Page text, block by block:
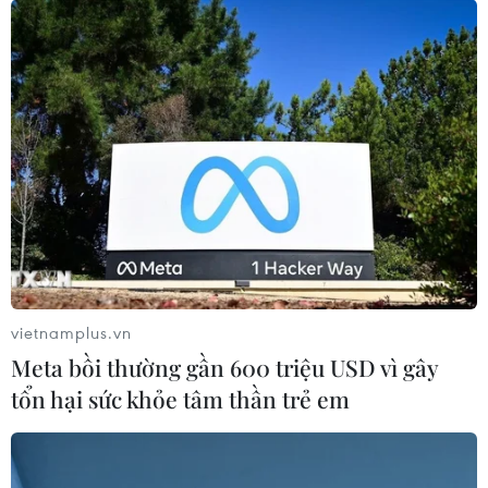
vietnamplus.vn
Meta bồi thường gần 600 triệu USD vì gây
tổn hại sức khỏe tâm thần trẻ em